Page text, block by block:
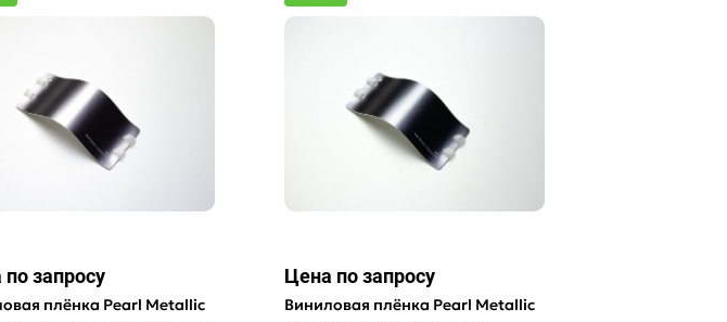
запросу
плёнка Pearl Metallic
Цена по запросу
Виниловая плёнка Pearl Metallic